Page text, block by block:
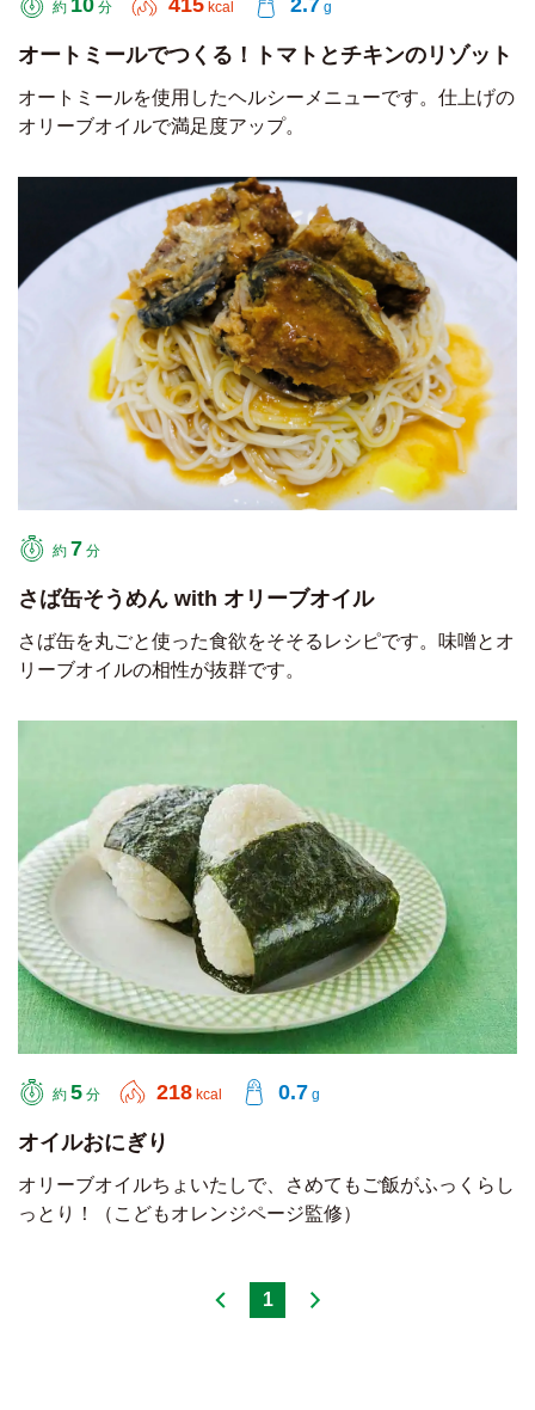
約 10 分 415 kcal 2.7 g
オートミールでつくる！トマトとチキンのリゾット
オートミールを使用したヘルシーメニューです。仕上げの
オリーブオイルで満足度アップ。
約 7 分
さば缶そうめん with オリーブオイル
さば缶を丸ごと使った食欲をそそるレシピです。味噌とオ
リーブオイルの相性が抜群です。
約 5 分 218 kcal 0.7 g
オイルおにぎり
オリーブオイルちょいたしで、さめてもご飯がふっくらし
っとり！（こどもオレンジページ監修）
1